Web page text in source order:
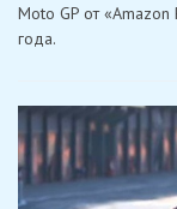
Moto GP от
года.